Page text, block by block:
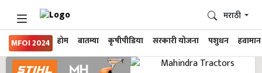
MFOI 2024 होम बातम्या कृषीपीडिया सरकारी योजना पशुधन हवामान
मराठी